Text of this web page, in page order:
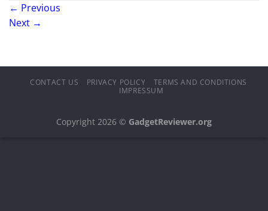
← Previous
Next →
CONTACT US PRIVACY POLICY
TERMS AND CONDITIONS
IMPRESSUM
Copyright 2026 © GadgetReviewer.org